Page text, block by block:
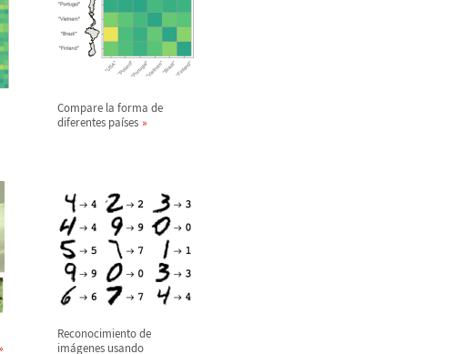
Compare la forma de
diferentes países
Reconocimiento de
imágenes usando